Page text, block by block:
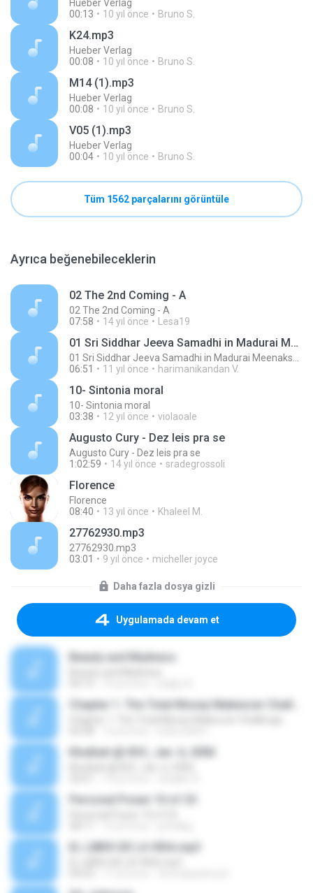
Hueber Verlag
00:13
10 yıl önce Bruno S.
K24.mp3
Hueber Verlag
00:08
10 yıl önce Bruno S.
M14 (1).mp3
Hueber Verlag
00:08
10 yıl önce Bruno S.
V05 (1).mp3
Hueber Verlag
00:04
10 yıl önce Bruno S.
Tüm 1562 parçalarını görüntüle
Ayrıca beğenebileceklerin
02 The 2nd Coming - A
02 The 2nd Coming - A
07:58
14 yıl önce Lesa19
01 Sri Siddhar Jeeva Samadhi in Madurai MeenakshiTemple - ChoChoME Sundaram
06:51
11 yıl önce harimanikandan V.
10- Sintonia moral
10- Sintonia moral
03:38
12 yıl önce violaoale
Augusto Cury - Dez leis pra se
Augusto Cury - Dez leis pra se
1:02:59
14 yıl önce sradegrossoli
Florence
Florence
08:40
13 yıl önce Khaleel M.
27762930.mp3
27762930.mp3
03:01
9 yıl önce micheller joyce
Daha fazla dosya gizli
Uygulamada devam et
Beauty and Madness
Khutbah @ IIOC, Jan. 6, 2006
Personal Power 10 of 25
EL LIBRO DE LA VIDA.mp3